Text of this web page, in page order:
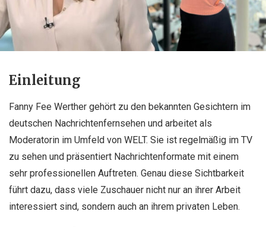
Einleitung
Fanny Fee Werther gehört zu den bekannten Gesichtern im
deutschen Nachrichtenfernsehen und arbeitet als
Moderatorin im Umfeld von WELT. Sie ist regelmäßig im TV
zu sehen und präsentiert Nachrichtenformate mit einem
sehr professionellen Auftreten. Genau diese Sichtbarkeit
führt dazu, dass viele Zuschauer nicht nur an ihrer Arbeit
interessiert sind, sondern auch an ihrem privaten Leben.